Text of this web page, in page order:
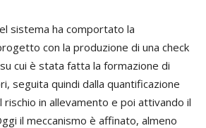
sistema ha comportato la
con la produzione di una check
cui è stata fatta la formazione di
seguita quindi dalla quantificazione
rischio in allevamento e poi attivando il
il meccanismo è affinato, almeno